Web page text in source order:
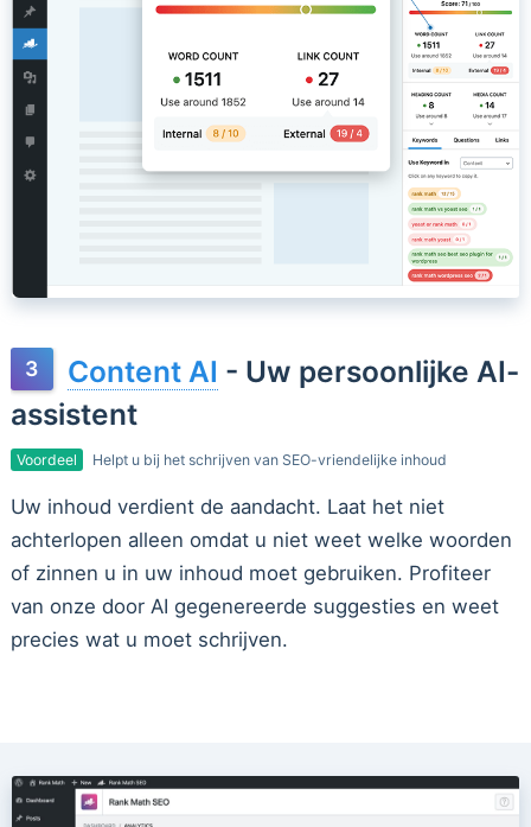
Content AI - Uw persoonlijke AI-
assistent
Voordeel Helpt u bij het schrijven van SEO-vriendelijke inhoud
Uw inhoud verdient de aandacht. Laat het niet
achterlopen alleen omdat u niet weet welke woorden
of zinnen u in uw inhoud moet gebruiken. Profiteer
van onze door AI gegenereerde suggesties en weet
precies wat u moet schrijven.